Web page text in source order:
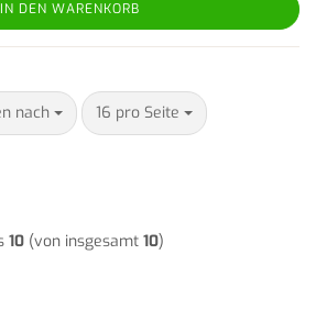
IN DEN WARENKORB
nach
nach 16 pro Seite
pro Seite
10 (von insgesamt 10)